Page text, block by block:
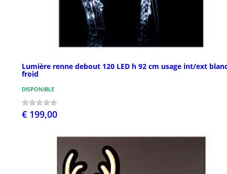
Lumière renne debout 120 LED h 92 cm usage int/ext
froid
DISPONIBLE
€ 199,00